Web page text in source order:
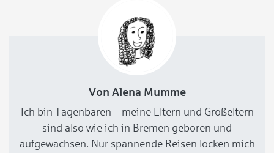
Von Alena Mumme
Ich bin Tagenbaren – meine Eltern und Großeltern
sind also wie ich in Bremen geboren und
aufgewachsen. Nur spannende Reisen locken mich